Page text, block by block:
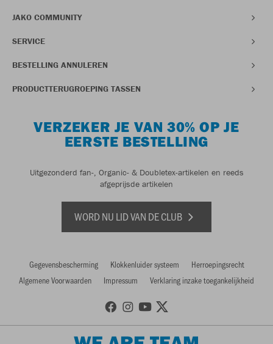
JAKO COMMUNITY
SERVICE
BESTELLING ANNULEREN
PRODUCTTERUGROEPING TASSEN
VERZEKER JE VAN 30% OP JE
EERSTE BESTELLING
Uitgezonderd fan-, Organic- & Doubletex-artikelen en reeds
afgeprijsde artikelen
WORD NU LID VAN DE CLUB
Gegevensbescherming Klokkenluider systeem
Herroepingsrecht
Algemene Voorwaarden
Impressum Verklaring inzake toegankelijkheid